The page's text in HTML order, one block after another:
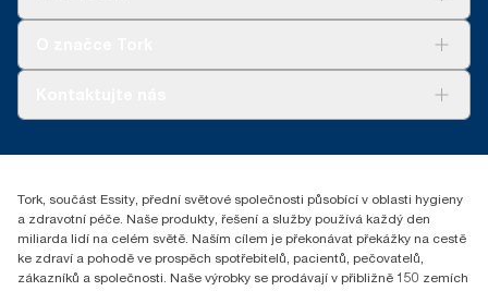
reception.prague@essity.com
Praha 8, Karlin, Sokolovská 100/94
186 00 Česká republika
Tork, součást Essity, přední světové společnosti působící v oblasti hygieny
a zdravotní péče. Naše produkty, řešení a služby používá každý den
miliarda lidí na celém světě. Naším cílem je překonávat překážky na cestě
ke zdraví a pohodě ve prospěch spotřebitelů, pacientů, pečovatelů,
zákazníků a společnosti. Naše výrobky se prodávají v přibližně 150 zemích